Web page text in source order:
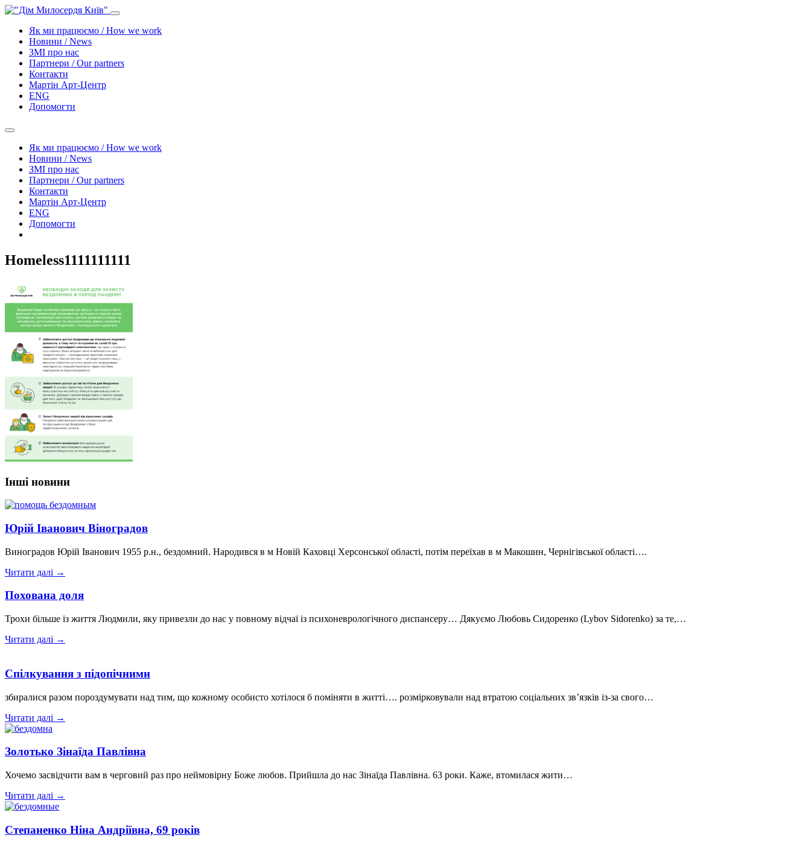
Як ми працюємо / How we work
Новини / News
ЗМІ про нас
Партнери / Our partners
Контакти
Mартін Арт-Центр
ENG
Допомогти
Як ми працюємо / How we work
Новини / News
ЗМІ про нас
Партнери / Our partners
Контакти
Mартін Арт-Центр
ENG
Допомогти
Homeless1111111111
Інші новини
Юрій Іванович Віноградов
Виноградов Юрій Іванович 1955 р.н., бездомний. Народився в м Новій Каховці Херсонської області, потім переїхав в м Макошин, Чернігівської області….
Читати далі →
Похована доля
Трохи більше із життя Людмили, яку привезли до нас у повному відчаї із психоневрологічного диспансеру… Дякуємо Любовь Сидоренко (Lybov Sidorenko) за те,…
Читати далі →
Спілкування з підопічними
збиралися разом пороздумувати над тим, що кожному особисто хотілося б поміняти в житті…. розмірковували над втратою соціальних зв’язків із-за свого…
Читати далі →
Золотько Зінаїда Павлівна
Хочемо засвідчити вам в черговий раз про неймовірну Божe любов. Прийшла до нас Зінаїда Павлівна. 63 роки. Каже, втомилася жити…
Читати далі →
Степаненко Ніна Андріївна, 69 років